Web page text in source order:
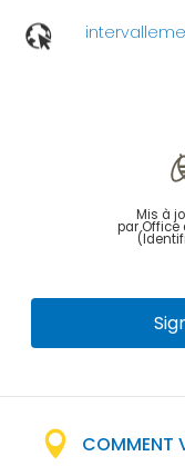
Mis à
par Office
COMMENT